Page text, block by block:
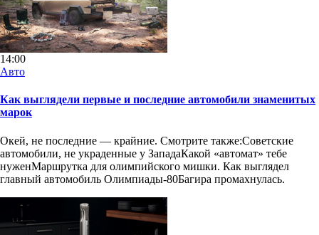
14:00
Авто
Как выглядели первые и последние автомобили знаменитых
марок
Окей, не последние — крайние. Смотрите также:Советские
автомобили, не украденные у ЗападаКакой «автомат» тебе
нуженМаршрутка для олимпийского мишки. Как выглядел
главный автомобиль Олимпиады-80Багира промахнулась.